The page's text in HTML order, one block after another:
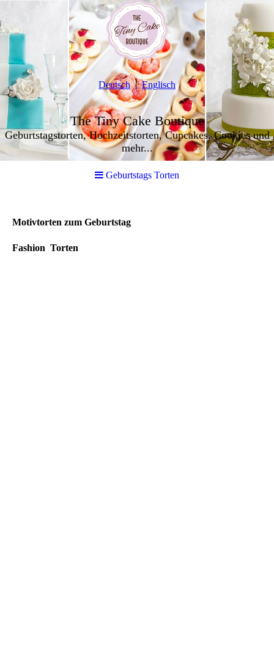
Deutsch Englisch
The Tiny Cake Boutique
Geburtstagstorten, Hochzeitstorten, Cupcakes, Cookies und
mehr...
Geburtstags Torten
Motivtorten zum Geburtstag
Fashion Torten